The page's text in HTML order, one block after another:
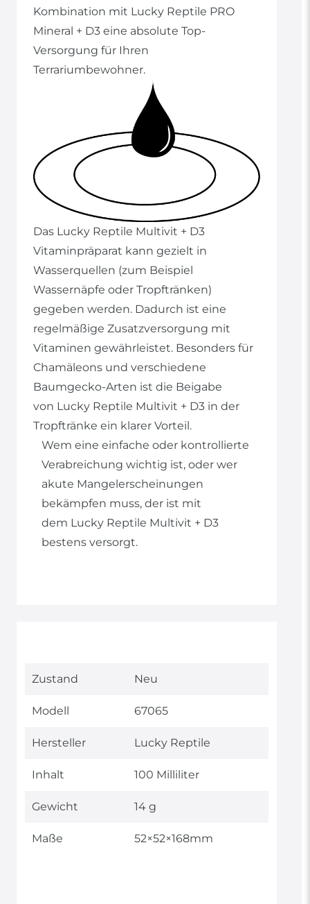
Kombination mit Lucky Reptile PRO
Mineral + D3 eine absolute Top-
Versorgung für Ihren
Terrariumbewohner.
Das Lucky Reptile Multivit + D3
Vitaminpräparat kann gezielt in
Wasserquellen (zum Beispiel
Wassernäpfe oder Tropftränken)
gegeben werden. Dadurch ist eine
regelmäßige Zusatzversorgung mit
Vitaminen gewährleistet. Besonders für
Chamäleons und verschiedene
Baumgecko-Arten ist die Beigabe
von Lucky Reptile Multivit + D3 in der
Tropftränke ein klarer Vorteil.
Wem eine einfache oder kontrollierte
Verabreichung wichtig ist, oder wer
akute Mangelerscheinungen
bekämpfen muss, der ist mit
dem Lucky Reptile Multivit + D3
bestens versorgt.
Technisches
Wert
Zustand Neu
Modell 67065
Hersteller Lucky Reptile
Inhalt 100 Milliliter
Gewicht 14 g
Maße 52×52×168mm